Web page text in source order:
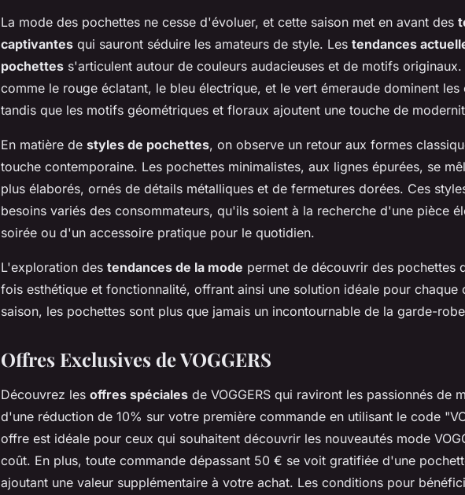
La mode des pochettes ne cesse d'évoluer, et cette saison met en avant des
captivantes qui sauront séduire les amateurs de style. Les tendances
pochettes s'articulent autour de couleurs audacieuses et de motifs
comme le rouge éclatant, le bleu électrique, et le vert émeraude dominent les
tandis que les motifs géométriques et floraux ajoutent une touche de
En matière de styles de pochettes, on observe un retour aux formes
touche contemporaine. Les pochettes minimalistes, aux lignes épurées, se
plus élaborés, ornés de détails métalliques et de fermetures dorées. Ces
besoins variés des consommateurs, qu'ils soient à la recherche d'une pièce
soirée ou d'un accessoire pratique pour le quotidien.
L'exploration des tendances de la mode permet de découvrir des pochettes
fois esthétique et fonctionnalité, offrant ainsi une solution idéale pour chaque
saison, les pochettes sont plus que jamais un incontournable de la garde-
Offres Exclusives de VOGGERS
Découvrez les offres spéciales de VOGGERS qui raviront les passionnés de
d'une réduction de 10% sur votre première commande en utilisant le code
offre est idéale pour ceux qui souhaitent découvrir les nouveautés mode
coût. En plus, toute commande dépassant 50 € se voit gratifiée d'une
ajoutant une valeur supplémentaire à votre achat. Les conditions pour